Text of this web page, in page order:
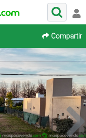
Compartir